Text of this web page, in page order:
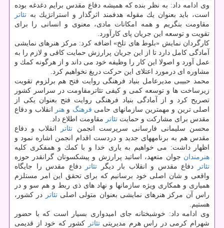
وی ادامه داد: به نظر بنده كه همیشه دفاع مقدس برایم دغدغه بوده
است، باید بعنوان یك مقوله هدفمند اثرگذار و استراتژیك به تئاتر
مقاومت بنگریم و همه امكانات مادی، معنوی و انسانی را برای
تقویت و توسعه این جریان پای كارآورد.
كارگردان نمایش «بلوط های تلخ» اضافه كرد: مركز هنرهای نمایشی
آمادگی كامل دارد تا از این جریان پرارزش حمایت كافی و لازم را به
عمل آورد و اصولا این كار را وظیفه خود می داند و از هرگونه كمك و
مشاوره ای درمورد اعتلای این حركت دریغ نخواهیم كرد.
محمد حبیبی مدیرعامل بنیاد فرهنگی روایت فتح هم برلزوم تقویت
زیرساخت ها و توسعه كمی و كیفی تئاترمقاومت در سراسر كشور
تصریح كرد و از آمادگی بنیاد فرهنگی روایت فتح بعنوان یكی از
اصلی ترین و مهمترین سازمانهای حامی فرهنگ و هنر انقلاب و دفاع
مقدس برای مشاركت و حمایت تئاتر مقاومت اطلاع داد.
محسن سلیمانی فارسانی سرپرست انجمن تئاتر
انقلاب و دفاع
مقدس هم به برنامههای جدید و دردست اقدام انجمن اشاره نمود و
اظهار داشت: می خواهیم به یاری خدا و با كمك و همفكری كلیه
هنرمندان جوان متعهد، اساتید پرارزش و پیشكسوتان گرانقدر حوزه
تئاتر
دفاع مقدس و انقلاب بار دیگر تئاتر
دفاع مقدس را جایگاه
واقعی و شان اصلی خود برسانیم كه برای تحقق این امر مستلزم
همیاری و همكاری ویژه سازمانها و نهاد های ذی ربط و هم سو و در
راس آن مركز هنرهای نمایشی بعنوان متولی اصلیتئاتر
در كشور،
هستیم.
وی ادامه داد: خوشبختانه جای امیدواری بسیار است كه با حضور
شهرام كرمی در راس هرم مدیریتیتئاتر
كشور كه خود از قدیمی